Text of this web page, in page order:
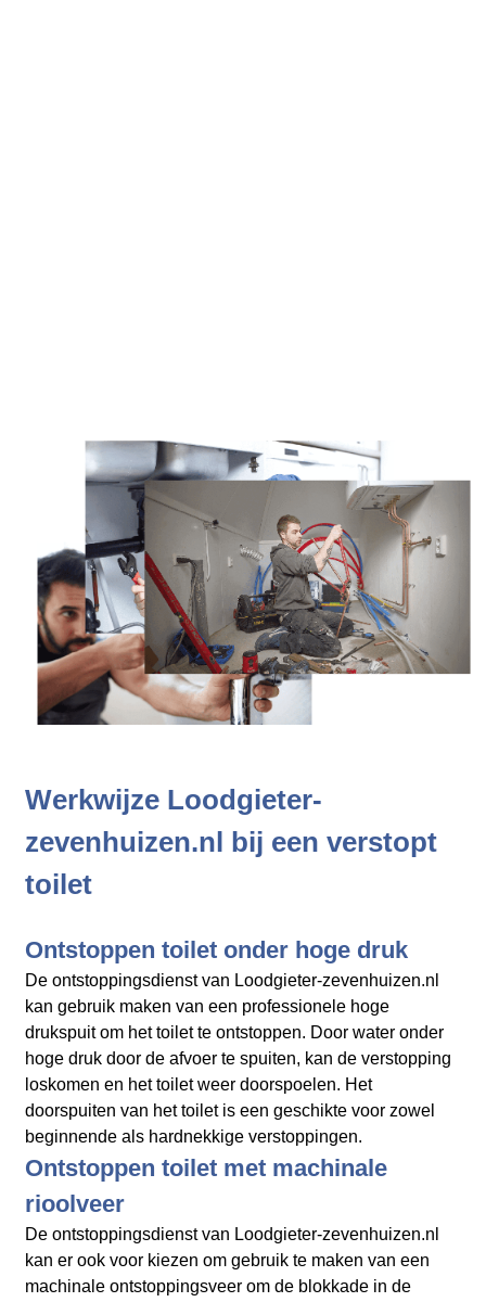
Werkwijze Loodgieter-
zevenhuizen.nl bij een verstopt
toilet
Ontstoppen toilet onder hoge druk
De ontstoppingsdienst van Loodgieter-zevenhuizen.nl
kan gebruik maken van een professionele hoge
drukspuit om het toilet te ontstoppen. Door water onder
hoge druk door de afvoer te spuiten, kan de verstopping
loskomen en het toilet weer doorspoelen. Het
doorspuiten van het toilet is een geschikte voor zowel
beginnende als hardnekkige verstoppingen.
Ontstoppen toilet met machinale
rioolveer
De ontstoppingsdienst van Loodgieter-zevenhuizen.nl
kan er ook voor kiezen om gebruik te maken van een
machinale ontstoppingsveer om de blokkade in de